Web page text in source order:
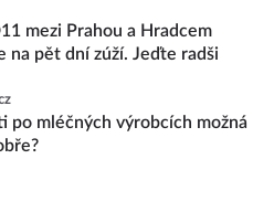
mezi Prahou a Hradcem
na pět dní zúží. Jeďte radši
po mléčných výrobcích možná